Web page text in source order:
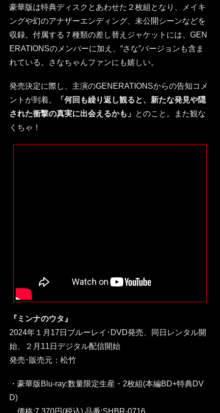
豪華版は特典ディスクとあわせた２枚組となり、メイキ
ングや幻のアナザーエンディング、未公開シーンなどを
収録。付属する７種類の差し替えジャケットには、GEN
ERATIONSのメンバーに加え、“さな”バージョンも含ま
れている。さなちゃんファンにも嬉しい。
発売決定に際し、主演のGENERATIONSからの告知コメ
ントが到着。
「何回も繰り返し観ると、新たな発見や隠
された衝撃の真実に出会えるかも」 とのこと。また観な
くちゃ！
『ミンナのウタ』
2024年１月17日ブルーレイ･DVD発売、同日レンタル開
始、２月11日デジタル配信開始
発売･販売元：松竹
・豪華版Blu-ray:数量限定生産・2枚組(本編BD+特典DV
D)
価格:7,370円(税込) 品番:SHBR-0716